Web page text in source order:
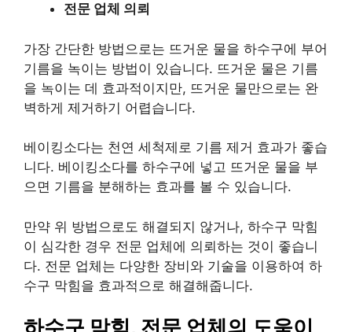
전문 업체 의뢰
가장 간단한 방법으로는 뜨거운 물을 하수구에 부어
기름을 녹이는 방법이 있습니다. 뜨거운 물은 기름
을 녹이는 데 효과적이지만, 뜨거운 물만으로는 완
벽하게 제거하기 어렵습니다.
베이킹소다는 천연 세척제로 기름 제거 효과가 좋습
니다. 베이킹소다를 하수구에 넣고 뜨거운 물을 부
으면 기름을 분해하는 효과를 볼 수 있습니다.
만약 위 방법으로도 해결되지 않거나, 하수구 막힘
이 심각한 경우 전문 업체에 의뢰하는 것이 좋습니
다. 전문 업체는 다양한 장비와 기술을 이용하여 하
수구 막힘을 효과적으로 해결해줍니다.
하수구 막힘, 전문 업체의 도움이